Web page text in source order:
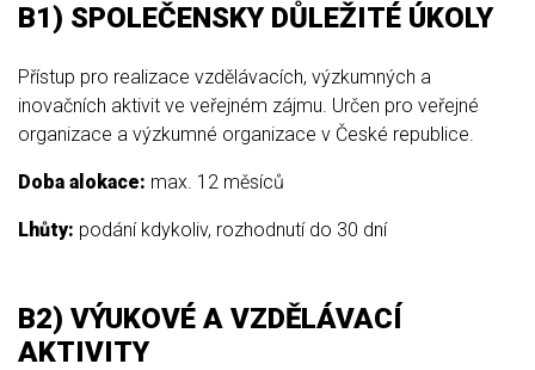
B1) SPOLEČENSKY DŮLEŽITÉ ÚKOLY
Přístup pro realizace vzdělávacích, výzkumných a
inovačních aktivit ve veřejném zájmu. Určen pro veřejné
organizace a výzkumné organizace v České republice.
Doba alokace: max. 12 měsíců
Lhůty: podání kdykoliv, rozhodnutí do 30 dní
B2) VÝUKOVÉ A VZDĚLÁVACÍ
AKTIVITY